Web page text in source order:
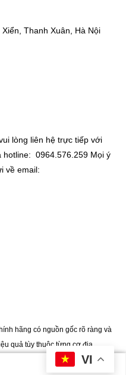
Thanh Xuân, Hà Nội
lòng liên hệ trực tiếp với
hotline: 0964.576.259 Mọi ý
về email:
hãng có nguồn gốc rõ ràng và
quả tùy thuộc từng cơ địa.
Butiqlab.vn
VI